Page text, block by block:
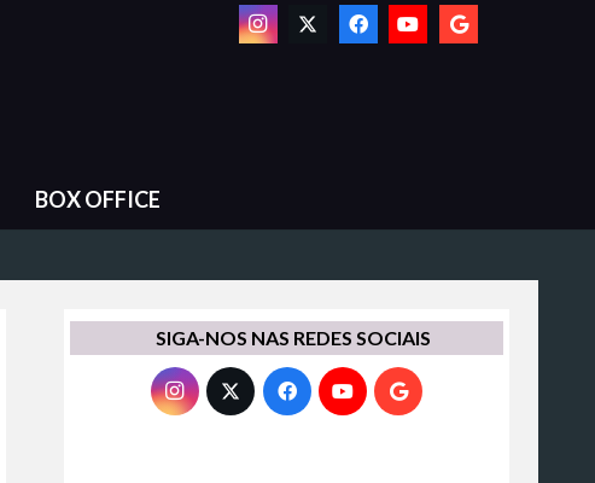
BOX OFFICE
SIGA-NOS NAS REDES SOCIAIS